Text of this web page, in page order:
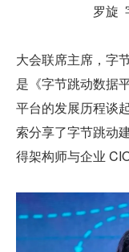
罗旋
大会联席主席，字
是《字节跳动数据
平台的发展历程谈
索分享了字节跳动
得架构师与企业